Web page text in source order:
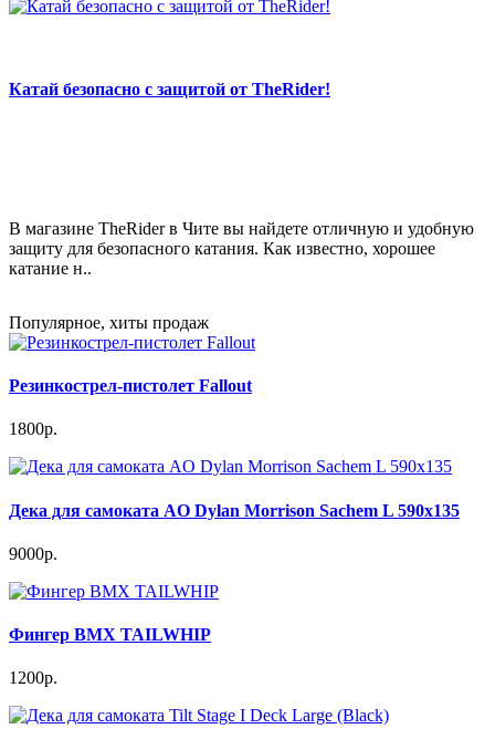
Катай безопасно с защитой от TheRider!
В магазине TheRider в Чите вы найдете отличную и удобную
защиту для безопасного катания. Как известно, хорошее
катание н..
Популярное, хиты продаж
Резинкострел-пистолет Fallout
1800р.
Дека для самоката AO Dylan Morrison Sachem L 590x135
9000р.
Фингер BMX TAILWHIP
1200р.